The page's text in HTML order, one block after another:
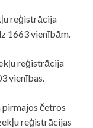
reģistrācija
1663 vienībām.
reģistrācija
vienības.
četros
reģistrācijas